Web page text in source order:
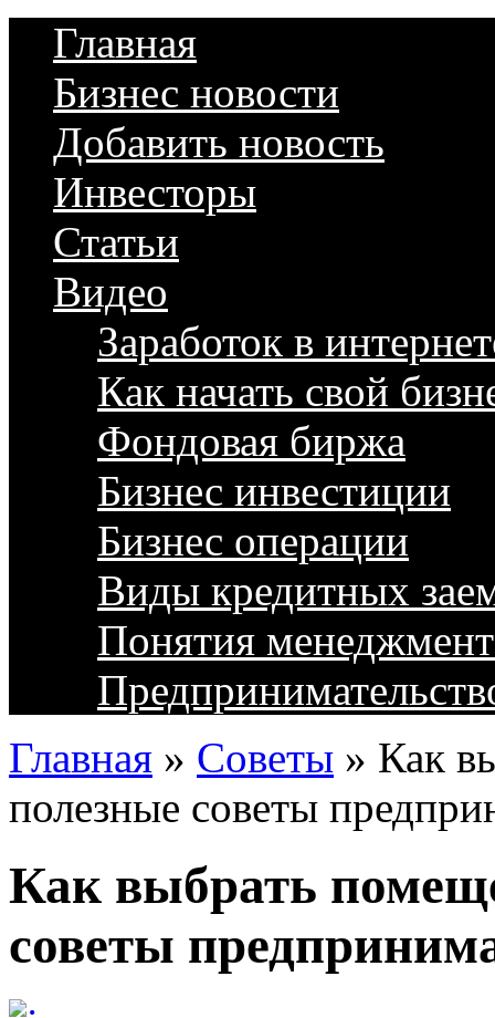
Главная
Бизнес новости
Добавить новость
Инвесторы
Статьи
Видео
Заработок в
Как начать свой
Фондовая биржа
Бизнес инвестиции
Бизнес операции
Виды кредитных
Понятия
Главная » Советы » Как
полезные советы
Как выбрать
советы